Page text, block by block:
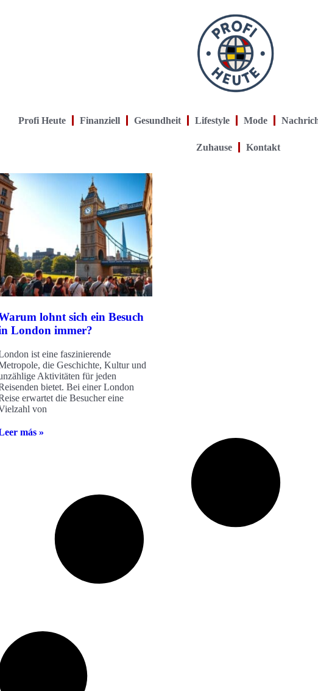
Profi Heute Finanziell Gesundheit Lifestyle Mode
Zuhause Kontakt
lohnt sich ein Besuch
London immer?
ist eine faszinierende
die Geschichte, Kultur und
Aktivitäten für jeden
bietet. Bei einer London
erwartet die Besucher eine
von
más »